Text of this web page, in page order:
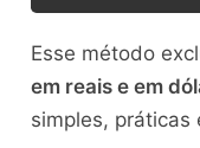
Esse método
em reais e em
simples, práticas